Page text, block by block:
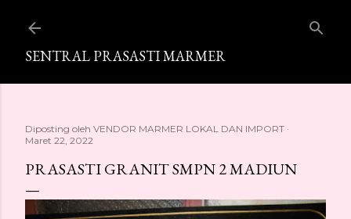
SENTRAL PRASASTI MARMER
Diposting oleh VENDOR MARMER LOKAL DAN IMPORT
Maret 22, 2022
PRASASTI GRANIT SMPN 2 MADIUN